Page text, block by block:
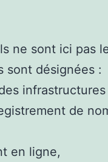
ne sont ici pas
sont désignées :
infrastructures
de
en ligne,